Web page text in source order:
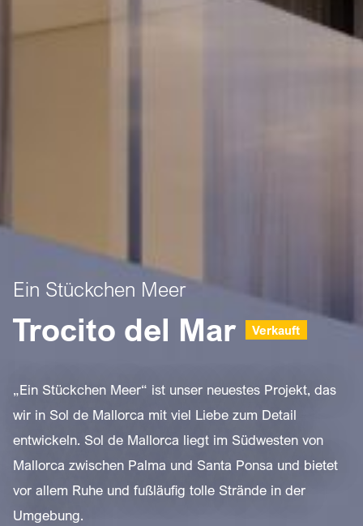
Ein Stückchen Meer
Trocito del Mar Verkauft
„Ein Stückchen Meer“ ist unser neuestes Projekt, das
wir in Sol de Mallorca mit viel Liebe zum Detail
entwickeln. Sol de Mallorca liegt im Südwesten von
Mallorca zwischen Palma und Santa Ponsa und bietet
vor allem Ruhe und fußläufig tolle Strände in der
Umgebung.